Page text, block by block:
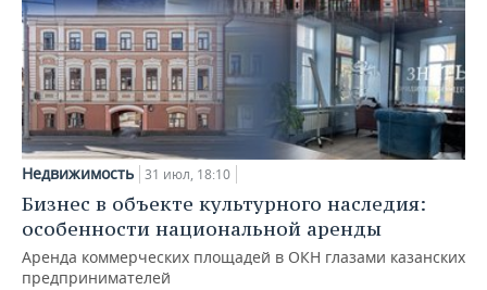
Недвижимость 31 июл, 18:10
Бизнес в объекте культурного наследия:
особенности национальной аренды
Аренда коммерческих площадей в ОКН глазами казанских
предпринимателей